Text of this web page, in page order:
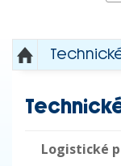
Logistické